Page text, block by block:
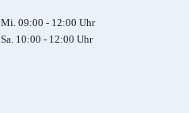
Mi. 09:00 - 12:00 Uhr
Sa. 10:00 - 12:00 Uhr